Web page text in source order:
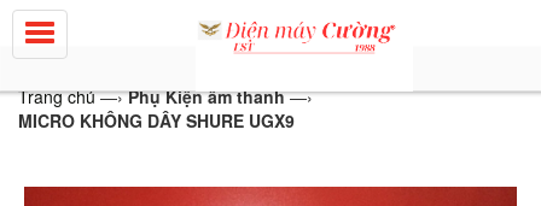
Trang chủ—› Phụ Kiện âm thanh—›
MICRO KHÔNG DÂY SHURE UGX9